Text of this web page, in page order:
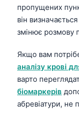
пропущених
він
змінює розмову
Якщо вам
аналізу крові
варто
біомаркерів
абревіатури,